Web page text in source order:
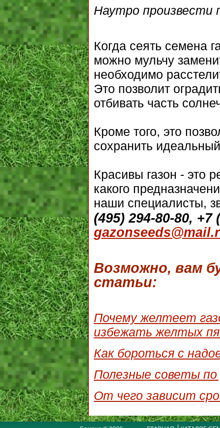
Наутро произвести
Когда сеять семена
можно мульчу
необходимо
Это позволит
отбивать часть
Кроме того, это
сохранить
Красивы газон - это
какого
наши специалисты,
(495) 294-80-80, +7
Возможно, вам
статьи:
Почему желтеет
избежать желтых
Как бороться с
Полезные советы по
От чего зависит